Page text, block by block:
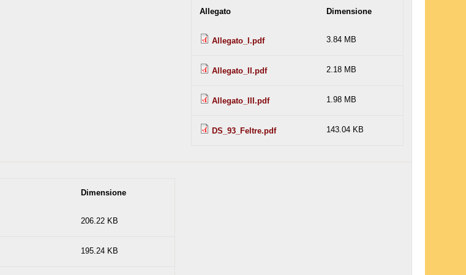
Allegato Dimensione
Allegato_I.pdf 3.84 MB
Allegato_II.pdf 2.18 MB
Allegato_III.pdf 1.98 MB
DS_93_Feltre.pdf 143.04 KB
Dimensione
206.22 KB
195.24 KB